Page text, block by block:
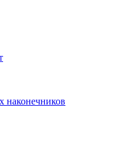
наконечников